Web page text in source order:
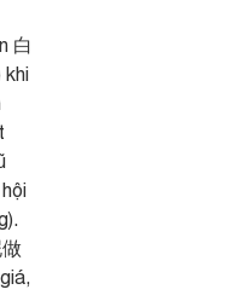
白
khi